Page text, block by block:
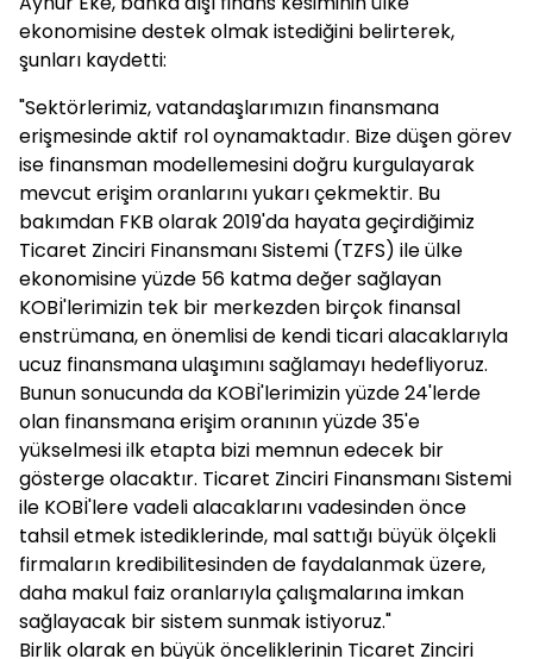
ekonomisine destek olmak istediğini belirterek,
şunları kaydetti:
"Sektörlerimiz, vatandaşlarımızın finansmana
erişmesinde aktif rol oynamaktadır. Bize düşen görev
ise finansman modellemesini doğru kurgulayarak
mevcut erişim oranlarını yukarı çekmektir. Bu
bakımdan FKB olarak 2019'da hayata geçirdiğimiz
Ticaret Zinciri Finansmanı Sistemi (TZFS) ile ülke
ekonomisine yüzde 56 katma değer sağlayan
KOBİ'lerimizin tek bir merkezden birçok finansal
enstrümana, en önemlisi de kendi ticari alacaklarıyla
ucuz finansmana ulaşımını sağlamayı hedefliyoruz.
Bunun sonucunda da KOBİ'lerimizin yüzde 24'lerde
olan finansmana erişim oranının yüzde 35'e
yükselmesi ilk etapta bizi memnun edecek bir
gösterge olacaktır. Ticaret Zinciri Finansmanı Sistemi
ile KOBİ'lere vadeli alacaklarını vadesinden önce
tahsil etmek istediklerinde, mal sattığı büyük ölçekli
firmaların kredibilitesinden de faydalanmak üzere,
daha makul faiz oranlarıyla çalışmalarına imkan
sağlayacak bir sistem sunmak istiyoruz."
Birlik olarak en büyük önceliklerinin Ticaret Zinciri